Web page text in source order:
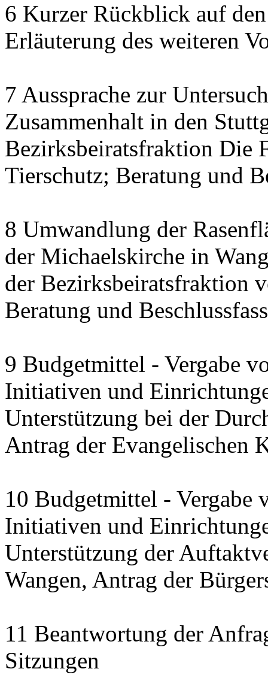
6 Kurzer Rückblick auf
Erläuterung des weiteren
7 Aussprache zur
Zusammenhalt in den
Bezirksbeiratsfraktion Die
Tierschutz; Beratung und
8 Umwandlung der
der Michaelskirche in
der Bezirksbeiratsfraktion
Beratung und
9 Budgetmittel - Vergabe
Initiativen und
Unterstützung bei der
Antrag der Evangelischen
10 Budgetmittel - Vergabe
Initiativen und
Unterstützung der
Wangen, Antrag der
11 Beantwortung der
Sitzungen